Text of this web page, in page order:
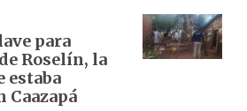
para
Roselín, la
estaba
Caazapá